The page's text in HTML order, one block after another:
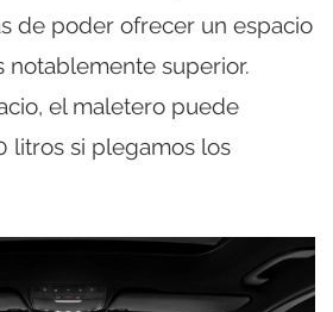
de poder ofrecer un espacio
notablemente superior.
el maletero puede
litros si plegamos los